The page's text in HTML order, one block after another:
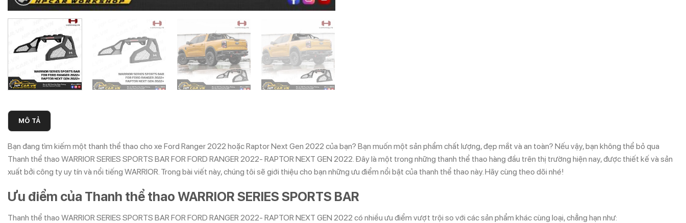
MÔ TẢ
Bạn đang tìm kiếm một thanh thể thao cho xe Ford Ranger 2022 hoặc Raptor Next Gen 2022 của bạn? Bạn muốn một sản phẩm chất lượng, đẹp mắt và an toàn? Nếu vậy, bạn không thể bỏ qua
Thanh thể thao WARRIOR SERIES SPORTS BAR FOR FORD RANGER 2022- RAPTOR NEXT GEN 2022. Đây là một trong những thanh thể thao hàng đầu trên thị trường hiện nay, được thiết kế và sản
xuất bởi công ty uy tín và nổi tiếng WARRIOR. Trong bài viết này, chúng tôi sẽ giới thiệu cho bạn những ưu điểm nổi bật của thanh thể thao này. Hãy cùng theo dõi nhé!
Ưu điểm của Thanh thể thao WARRIOR SERIES SPORTS BAR
Thanh thể thao WARRIOR SERIES SPORTS BAR FOR FORD RANGER 2022- RAPTOR NEXT GEN 2022 có nhiều ưu điểm vượt trội so với các sản phẩm khác cùng loại, chẳng hạn như: